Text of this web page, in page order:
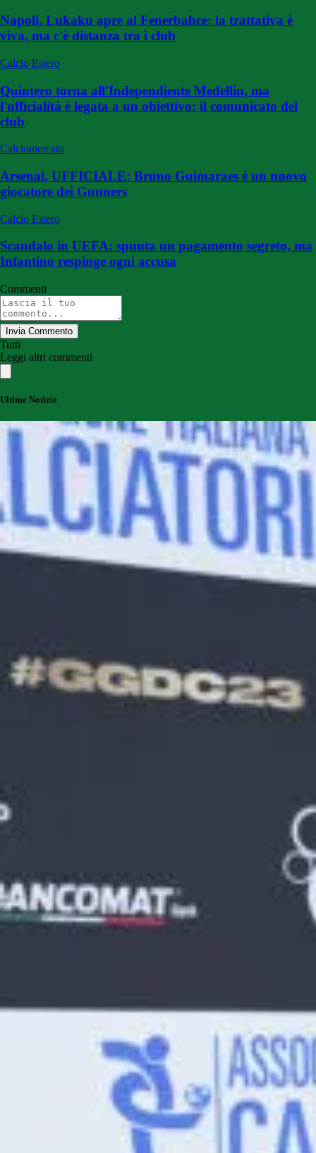
Napoli, Lukaku apre al Fenerbahce: la trattativa è
viva, ma c'è distanza tra i club
Calcio Estero
Quintero torna all'Independiente Medellin, ma
l'ufficialità è legata a un obiettivo: il comunicato del
club
Calciomercato
Arsenal, UFFICIALE: Bruno Guimaraes è un nuovo
giocatore dei Gunners
Calcio Estero
Scandalo in UEFA: spunta un pagamento segreto, ma
Infantino respinge ogni accusa
Commenti
Invia Commento
Tutti
Leggi altri commenti
Ultime Notizie